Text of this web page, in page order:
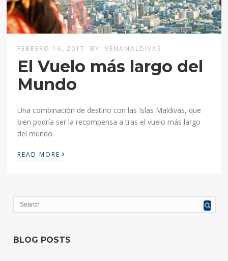
FEBRERO 16, 2017 BY VENAMALDIVAS
El Vuelo más largo del
Mundo
Una combinación de destino con las Islas Maldivas, que
bien podría ser la recompensa a tras el vuelo más largo
del mundo.
READ MORE ›
BLOG POSTS